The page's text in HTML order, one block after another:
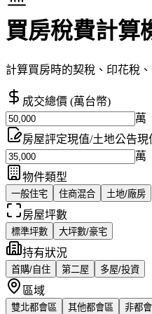
買房稅費計算
計算買房時的契稅、印花稅
成交總價 (萬台幣)
萬
房屋評定現值/土地公告現
萬
物件類型
一般住宅 住商混合 土地/廠房
房屋坪數
標準坪數 大坪數/豪宅
持有狀況
首購/自住 第二屋 多屋/投資
區域
雙北都會區 其他都會區 非都